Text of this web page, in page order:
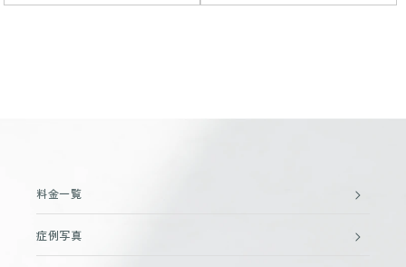
料金一覧
症例写真